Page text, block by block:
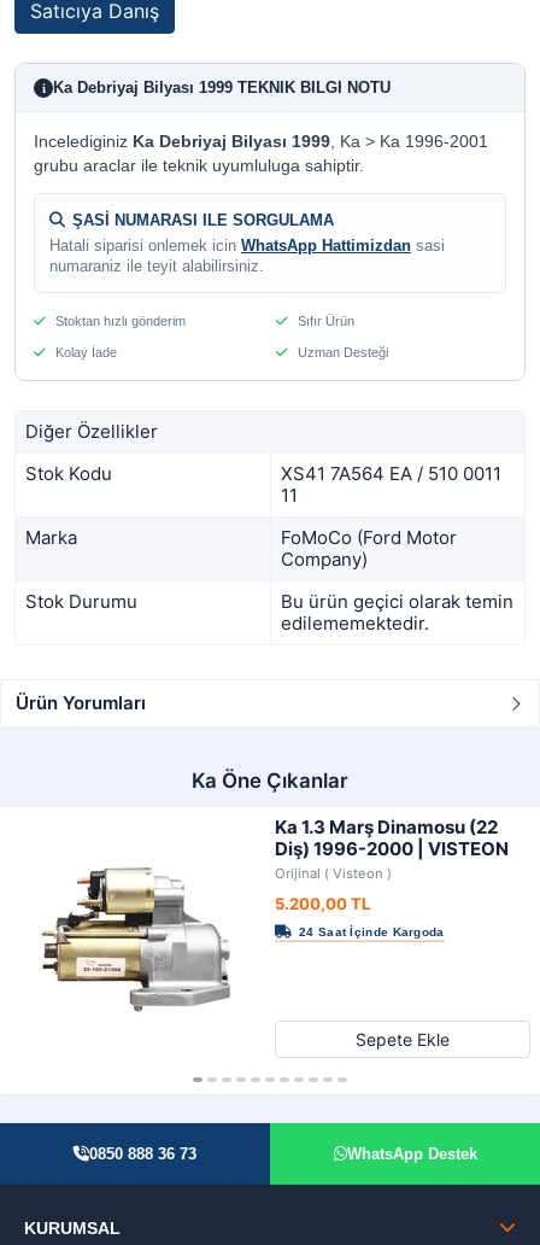
Satıcıya Danış
i Ka Debriyaj Bilyası 1999 TEKNIK BILGI NOTU
Incelediginiz Ka Debriyaj Bilyası 1999, Ka > Ka 1996-2001
grubu araclar ile teknik uyumluluga sahiptir.
ŞASİ NUMARASI ILE SORGULAMA
Hatali siparisi onlemek icin WhatsApp Hattimizdan sasi
numaraniz ile teyit alabilirsiniz.
Stoktan hızlı gönderim Sıfır Ürün
Kolay İade Uzman Desteği
Diğer Özellikler
Stok Kodu
XS41 7A564 EA / 510 0011
11
Marka
FoMoCo (Ford Motor
Company)
Stok Durumu
Bu ürün geçici olarak temin
edilememektedir.
Ürün Yorumları
Ka Öne Çıkanlar
Ka 1.3 Marş Dinamosu (22
Diş) 1996-2000 | VISTEON
Orijinal ( Visteon )
5.200,00 TL
Sepete Ekle
0850 888 36 73 WhatsApp Destek
KURUMSAL